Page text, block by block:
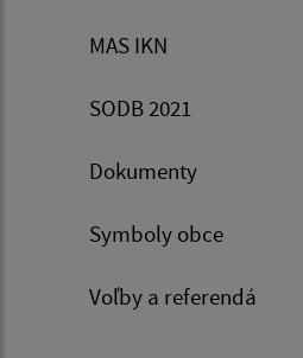
MAS IKN
SODB 2021
Dokumenty
Symboly obce
Voľby a referendá